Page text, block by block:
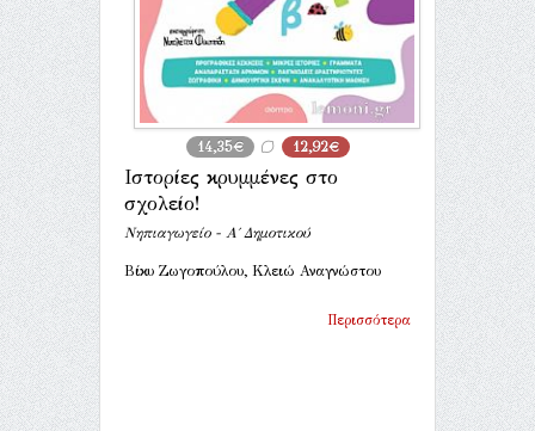
14,35€ 12,92€
Ιστορίες κρυμμένες στο
σχολείο!
Νηπιαγωγείο - Α΄ Δημοτικού
Βίκυ Ζωγοπούλου, Κλειώ Αναγνώστου
Περισσότερα